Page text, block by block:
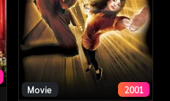
Movie 2001